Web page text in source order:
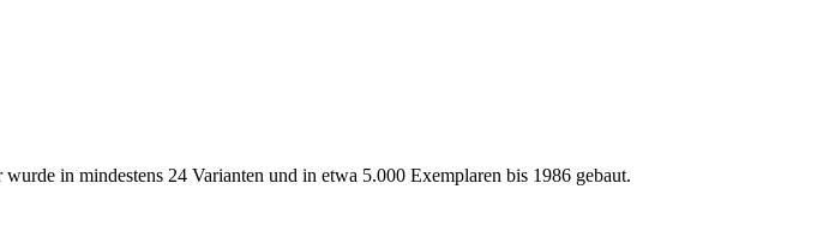
in mindestens 24 Varianten und in etwa 5.000 Exemplaren bis 1986 gebaut.